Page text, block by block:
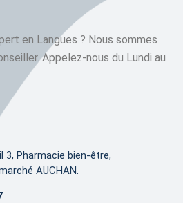
en Langues ? Nous sommes
Appelez-nous du Lundi au
3, Pharmacie bien-être,
AUCHAN.